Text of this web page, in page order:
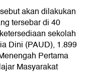
akan dilakukan
tersebar di 40
sekolah
Dini (PAUD), 1.899
Pertama
Masyarakat